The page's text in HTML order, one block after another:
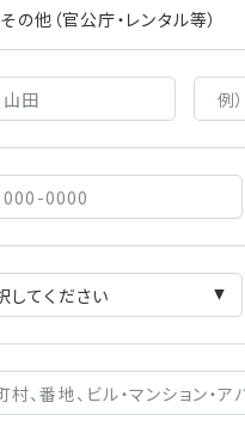
その他（官公庁・レンタル等）